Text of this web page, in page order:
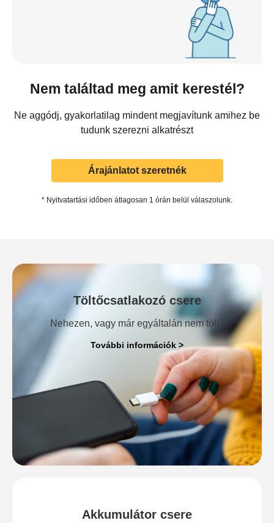
Nem találtad meg amit kerestél?
Ne aggódj, gyakorlatilag mindent megjavítunk amihez be
tudunk szerezni alkatrészt
Árajánlatot szeretnék
* Nyitvatartási időben átlagosan 1 órán belül válaszolunk.
Töltőcsatlakozó csere
Nehezen, vagy már egyáltalán nem tölt?
További információk >
Akkumulátor csere